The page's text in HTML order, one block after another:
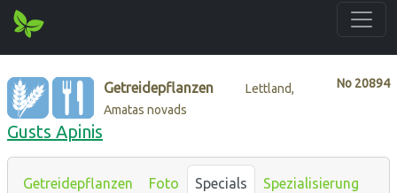
No 20894
Getreidepflanzen
Lettland,
Amatas novads
Gusts Apinis
Getreidepflanzen Foto Specials Spezialisierung